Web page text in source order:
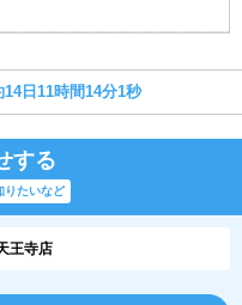
14日11時間14分1秒
する
りたいなど
王寺店